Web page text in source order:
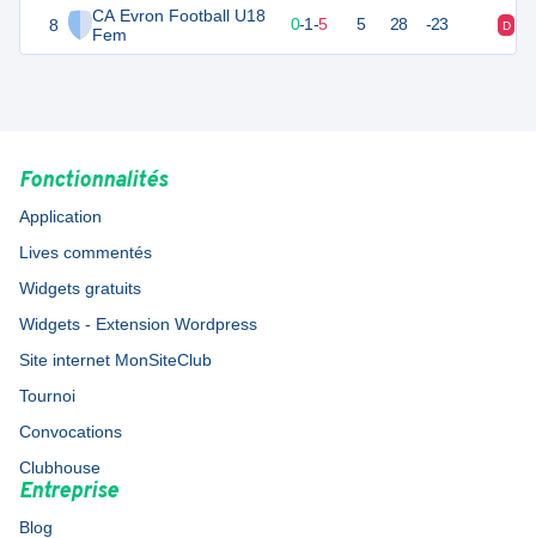
8
CA Evron Football U18
Fem
0 7 0-1-5 5 28 -23 D
Fonctionnalités
Application
Lives commentés
Widgets gratuits
Widgets - Extension Wordpress
Site internet MonSiteClub
Tournoi
Convocations
Clubhouse
Entreprise
Blog